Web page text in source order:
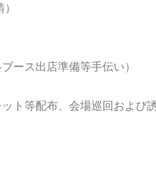
▶
ース出店準備等手伝い）
ト等配布、会場巡回および